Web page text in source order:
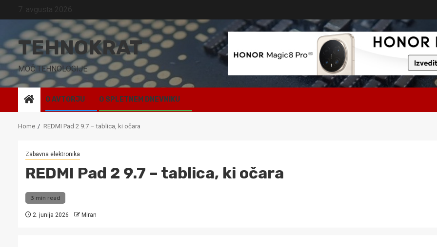
7. avgusta 2026
TEHNOKRAT
MOČ TEHNOLOGIJE.
O AVTORJU O SPLETNEM DNEVNIKU
Home REDMI Pad 2 9.7 – tablica, ki očara
Zabavna elektronika
REDMI Pad 2 9.7 – tablica, ki očara
3 min read
2. junija 2026 Miran